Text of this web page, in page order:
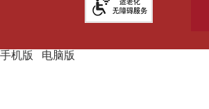
手机版|电脑版
主办单位：通辽市人民政府主办